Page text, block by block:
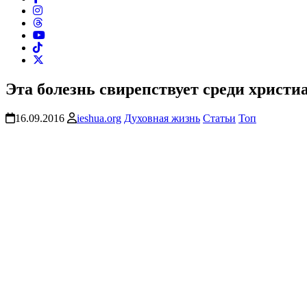
Эта болезнь свирепствует среди
16.09.2016 ieshua.org Духовная жизнь Статьи Топ